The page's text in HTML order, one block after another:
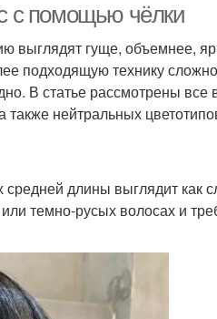
с помощью чёлки
выглядят гуще, объемнее,
подходящую технику
В статье рассмотрены
нейтральных
средней длины выглядит как
темно-русых волосах и